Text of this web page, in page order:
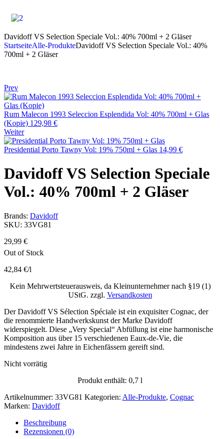
Davidoff VS Selection Speciale Vol.: 40% 700ml + 2 Gläser
StartseiteAlle-ProdukteDavidoff VS Selection Speciale Vol.: 40%
700ml + 2 Gläser
Prev
Rum Malecon 1993 Seleccion Esplendida Vol: 40% 700ml + Glas
(Kopie) 129,98 €
Weiter
Presidential Porto Tawny Vol: 19% 750ml + Glas 14,99 €
Davidoff VS Selection Speciale
Vol.: 40% 700ml + 2 Gläser
Brands: Davidoff
SKU: 33VG81
29,99 €
Out of Stock
42,84 €/l
Kein Mehrwertsteuerausweis, da Kleinunternehmer nach §19 (1)
UStG. zzgl. Versandkosten
Der Davidoff VS Sélection Spéciale ist ein exquisiter Cognac, der
die renommierte Handwerkskunst der Marke Davidoff
widerspiegelt. Diese „Very Special“ Abfüllung ist eine harmonische
Komposition aus über 15 verschiedenen Eaux-de-Vie, die
mindestens zwei Jahre in Eichenfässern gereift sind.
Nicht vorrätig
Produkt enthält: 0,7 l
Artikelnummer: 33VG81 Kategorien: Alle-Produkte, Cognac
Marken: Davidoff
Beschreibung
Rezensionen (0)